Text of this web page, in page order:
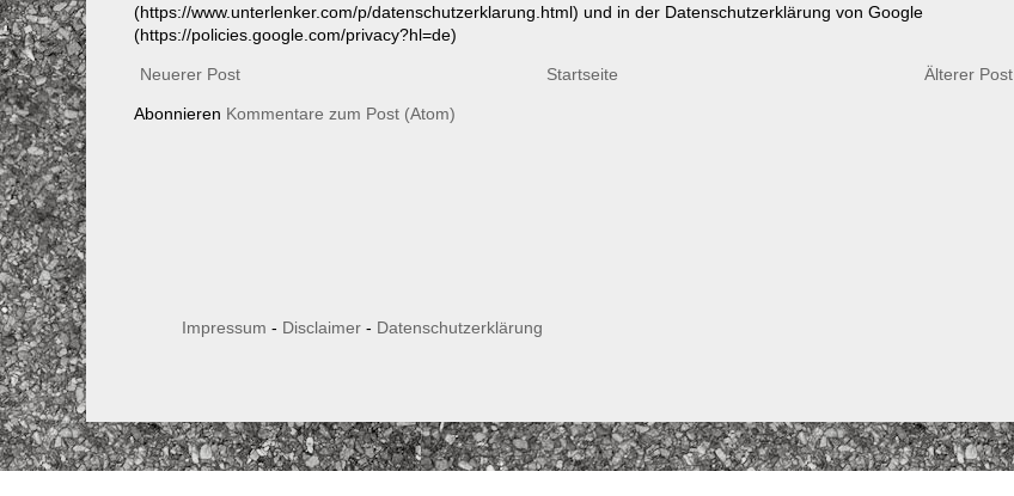
(https://www.unterlenker.com/p/datenschutzerklarung.html) und in der Datenschutzerklärung von Google
(https://policies.google.com/privacy?hl=de)
Neuerer Post Älterer Post
Startseite
Abonnieren Kommentare zum Post (Atom)
Impressum - Disclaimer - Datenschutzerklärung